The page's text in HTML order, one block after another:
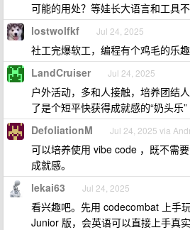
可能的用处？等娃长大语言和工具
lostwolfkf Jul 24, 2025
社工完爆软工，编程有个鸡毛的乐趣
LandCruiser Jul 24, 2025
户外活动，多和人接触，培养团结
了是个短平快获得成就感的“奶头乐”
DefoliationM Jul 24, 2025 via
可以培养使用 vibe code ，既不需
成就感。
lekai63 Jul 24, 2025
看兴趣吧。先用 codecombat 上手
Junior 版，会英语可以直接上手